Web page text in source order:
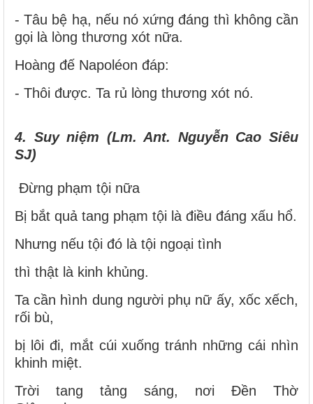
- Tâu bệ hạ, nếu nó xứng đáng thì không cần
gọi là lòng thương xót nữa.
Hoàng đế Napoléon đáp:
- Thôi được. Ta rủ lòng thương xót nó.
4. Suy niệm (Lm. Ant. Nguyễn Cao Siêu
SJ)
Đừng phạm tội nữa
Bị bắt quả tang phạm tội là điều đáng xấu hổ.
Nhưng nếu tội đó là tội ngoại tình
thì thật là kinh khủng.
Ta cần hình dung người phụ nữ ấy, xốc xếch,
rối bù,
bị lôi đi, mắt cúi xuống tránh những cái nhìn
khinh miệt.
Trời tang tảng sáng, nơi Ðền Thờ